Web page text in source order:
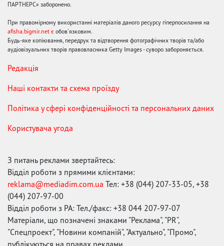
ПАРТНЕРС» заборонено.
При правомірному використанні матеріалів даного ресурсу гіперпосилання на
afisha.bigmir.net є обов'язковим.
Будь-яке копіювання, передрук та відтворення фотографічних творів та/або
аудіовізуальних творів правовласника Getty Images - суворо забороняється.
Редакція
Наші контакти та схема проїзду
Політика у сфері конфіденційності та персональних даних
Користувача угода
З питань реклами звертайтесь:
Відділ роботи з прямими клієнтами:
reklama@mediadim.com.ua Тел: +38 (044) 207-33-05, +38
(044) 207-97-00
Відділ роботи з РА: Тел./факс: +38 044 207-97-07
Матеріали, що позначені знаками "Реклама", "PR",
"Спецпроект", "Новини компаній", "Актуально", "Промо",